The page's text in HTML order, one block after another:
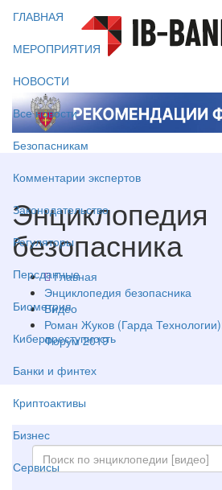
ГЛАВНАЯ
МЕРОПРИЯТИЯ
НОВОСТИ
Все новости
Безопасникам
Комментарии экспертов
Законодательство
Регуляторы
Персданные
Биометрия
Киберпреступность
Банки и финтех
Криптоактивы
Бизнес
Сервисы
Энциклопедия
безопасника
Главная
Энциклопедия безопасника
Видео
Роман Жуков (Гарда
Форум 2019